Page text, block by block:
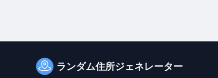
ランダム住所ジェネレーター